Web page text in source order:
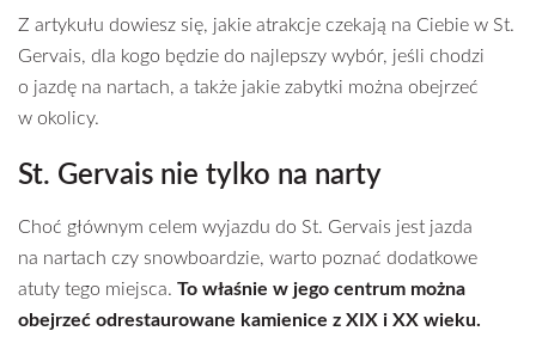
Z artykułu dowiesz się, jakie atrakcje czekają na Ciebie w St.
Gervais, dla kogo będzie do najlepszy wybór, jeśli chodzi
o jazdę na nartach, a także jakie zabytki można obejrzeć
w okolicy.
St. Gervais nie tylko na narty
Choć głównym celem wyjazdu do St. Gervais jest jazda
na nartach czy snowboardzie, warto poznać dodatkowe
atuty tego miejsca. To właśnie w jego centrum można
obejrzeć odrestaurowane kamienice z XIX i XX wieku.